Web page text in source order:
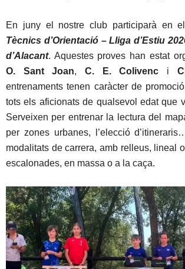
En juny el nostre club participarà en
Tècnics d’Orientació – Lliga d’Estiu
d’Alacant. Aquestes proves han estat
O. Sant Joan,C. E. Colivenc i
entrenaments tenen caràcter de
tots els aficionats de qualsevol edat que
Serveixen per entrenar la lectura del
per zones urbanes, l’elecció
modalitats de carrera, amb relleus, lineal
escalonades, en massa o a la caça.